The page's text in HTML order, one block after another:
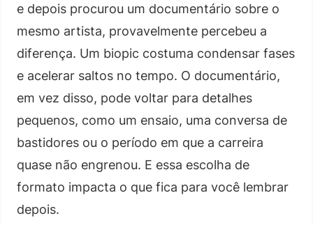
e depois procurou um documentário sobre o
mesmo artista, provavelmente percebeu a
diferença. Um biopic costuma condensar fases
e acelerar saltos no tempo. O documentário,
em vez disso, pode voltar para detalhes
pequenos, como um ensaio, uma conversa de
bastidores ou o período em que a carreira
quase não engrenou. E essa escolha de
formato impacta o que fica para você lembrar
depois.